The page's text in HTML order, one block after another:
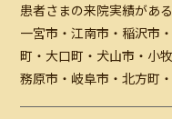
患者さまの来院実績があ
一宮市・江南市・稲沢市
町・大口町・犬山市・小
務原市・岐阜市・北方町